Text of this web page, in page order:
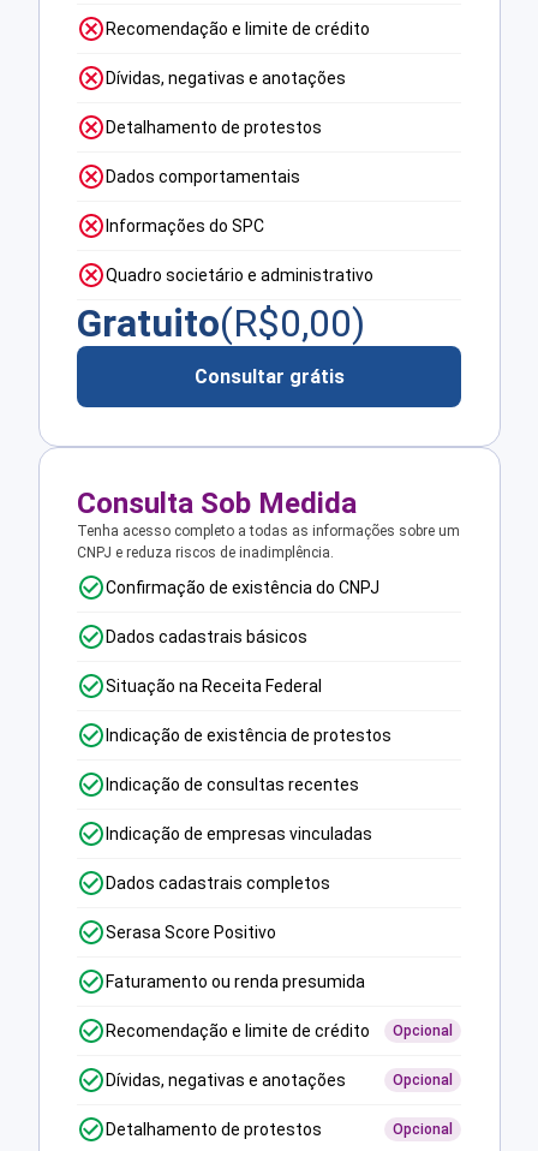
Recomendação e limite de crédito
Dívidas, negativas e anotações
Detalhamento de protestos
Dados comportamentais
Informações do SPC
Quadro societário e administrativo
Gratuito(R$0,00)
Consultar grátis
Consulta Sob Medida
Tenha acesso completo a todas as informações sobre um
CNPJ e reduza riscos de inadimplência.
Confirmação de existência do CNPJ
Dados cadastrais básicos
Situação na Receita Federal
Indicação de existência de protestos
Indicação de consultas recentes
Indicação de empresas vinculadas
Dados cadastrais completos
Serasa Score Positivo
Faturamento ou renda presumida
Recomendação e limite de crédito Opcional
Dívidas, negativas e anotações Opcional
Detalhamento de protestos Opcional